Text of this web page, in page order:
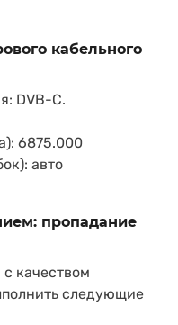
кабельного
DVB-C.
6875.000
авто
пропадание
качеством
следующие